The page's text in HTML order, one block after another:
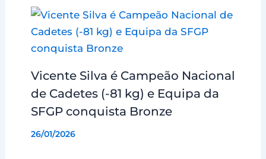
Vicente Silva é Campeão Nacional
de Cadetes (-81 kg) e Equipa da
SFGP conquista Bronze
26/01/2026